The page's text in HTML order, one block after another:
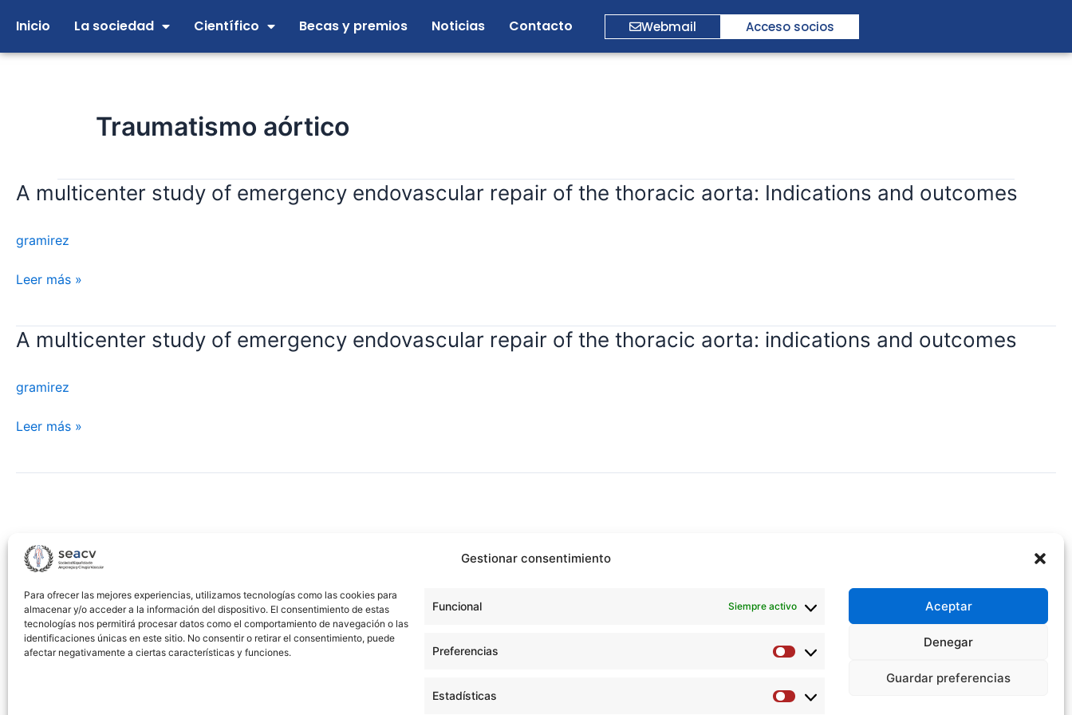
Gestionar consentimiento
Para ofrecer las mejores experiencias, utilizamos tecnologías como las cookies para
almacenar y/o acceder a la información del dispositivo. El consentimiento de estas
tecnologías nos permitirá procesar datos como el comportamiento de navegación o las
identificaciones únicas en este sitio. No consentir o retirar el consentimiento, puede
afectar negativamente a ciertas características y funciones.
Funcional Siempre activo
Preferencias
Preferencias
Estadísticas
Estadísticas
Aceptar
Denegar
Guardar preferencias
contenido
Inicio La sociedad Científico Becas y premios Noticias Contacto Webmail Acceso socios
Traumatismo aórtico
A multicenter study of emergency endovascular repair of the thoracic aorta: Indications and outcomes
gramirez
A
of
emergency
of
aorta:
Indications
Leer más »
A multicenter study of emergency endovascular repair of the thoracic aorta: indications and outcomes
gramirez
A
of
emergency
aorta:
indications
outcomes
Leer más »